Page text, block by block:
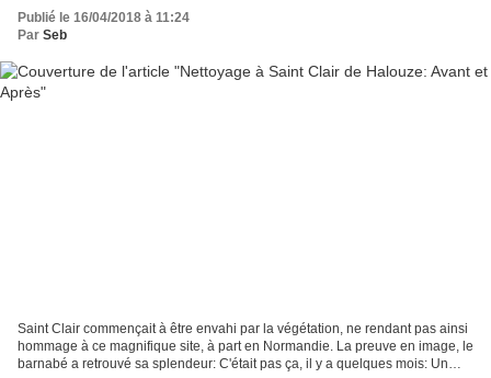
Publié le 16/04/2018 à 11:24
Par Seb
Saint Clair commençait à être envahi par la végétation, ne rendant pas ainsi
hommage à ce magnifique site, à part en Normandie. La preuve en image, le
barnabé a retrouvé sa splendeur: C'était pas ça, il y a quelques mois: Un